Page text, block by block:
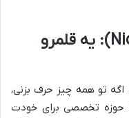
انتخاب حوزه تخصصی (Niche): یه قلمرو
اگه تو همه چیز حرف بزنی،
تخصصی برای خودت